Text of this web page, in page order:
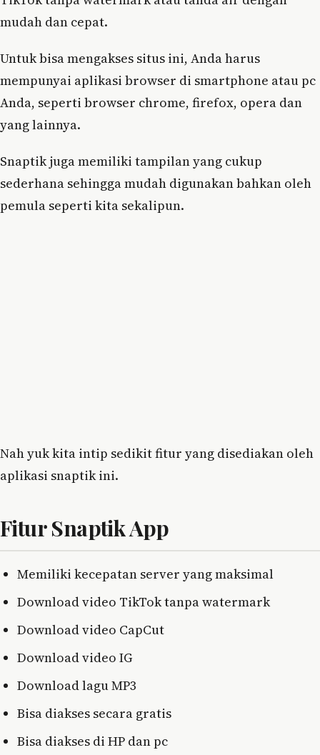
mudah dan cepat.
Untuk bisa mengakses situs ini, Anda harus
mempunyai aplikasi browser di smartphone atau pc
Anda, seperti browser chrome, firefox, opera dan
yang lainnya.
Snaptik juga memiliki tampilan yang cukup
sederhana sehingga mudah digunakan bahkan oleh
pemula seperti kita sekalipun.
Nah yuk kita intip sedikit fitur yang disediakan oleh
aplikasi snaptik ini.
Fitur Snaptik App
Memiliki kecepatan server yang maksimal
Download video TikTok tanpa watermark
Download video CapCut
Download video IG
Download lagu MP3
Bisa diakses secara gratis
Bisa diakses di HP dan pc